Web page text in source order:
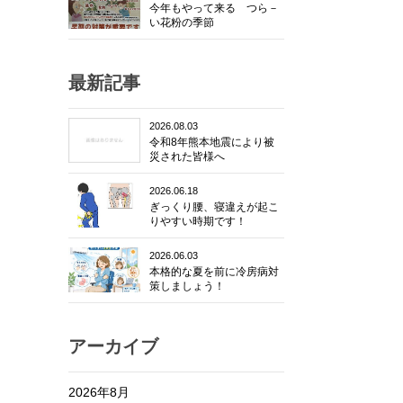
今年もやって来る つら－
い花粉の季節
最新記事
2026.08.03
令和8年熊本地震により被
災された皆様へ
2026.06.18
ぎっくり腰、寝違えが起こ
りやすい時期です！
2026.06.03
本格的な夏を前に冷房病対
策しましょう！
アーカイブ
2026年8月